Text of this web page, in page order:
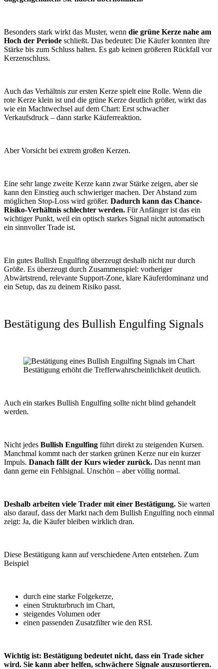
Besonders stark wirkt das Muster, wenn die grüne Kerze nahe am
Hoch der Periode schließt. Das bedeutet: Die Käufer konnten ihre
Stärke bis zum Schluss halten. Es gab keinen größeren Rückfall vor
Kerzenschluss.
Auch das Verhältnis zur ersten Kerze spielt eine Rolle. Wenn die
rote Kerze klein ist und die grüne Kerze deutlich größer, wirkt das
wie ein Machtwechsel auf dem Chart: Erst schwacher
Verkaufsdruck – dann starke Käuferreaktion.
Aber Vorsicht bei extrem großen Kerzen.
Eine sehr lange zweite Kerze kann zwar Stärke zeigen, aber sie
kann den Einstieg auch schwieriger machen. Der Abstand zum
möglichen Stop-Loss wird größer. Dadurch kann das Chance-
Risiko-Verhältnis schlechter werden. Für Anfänger ist das ein
wichtiger Punkt, weil ein optisch starkes Signal nicht automatisch
ein sinnvoller Trade ist.
Ein gutes Bullish Engulfing überzeugt deshalb nicht nur durch
Größe. Es überzeugt durch Zusammenspiel: vorheriger
Abwärtstrend, relevante Support-Zone, klare Käuferdominanz und
ein Setup, das zu deinem Risiko passt.
Bestätigung des Bullish Engulfing Signals
Bestätigung erhöht die Trefferwahrscheinlichkeit deutlich.
Auch ein starkes Bullish Engulfing sollte nicht blind gehandelt
werden.
Nicht jedes Bullish Engulfing führt direkt zu steigenden Kursen.
Manchmal kommt nach der starken grünen Kerze nur ein kurzer
Impuls. Danach fällt der Kurs wieder zurück. Das nennt man
dann gerne ein Fehlsignal. Unschön – aber völlig normal.
Deshalb arbeiten viele Trader mit einer Bestätigung. Sie warten
also darauf, dass der Markt nach dem Bullish Engulfing noch einmal
zeigt: Ja, die Käufer bleiben wirklich dran.
Diese Bestätigung kann auf verschiedene Arten entstehen. Zum
Beispiel
durch eine starke Folgekerze,
einen Strukturbruch im Chart,
steigendes Volumen oder
einen passenden Zusatzfilter wie den RSI.
Wichtig ist: Bestätigung bedeutet nicht, dass ein Trade sicher
wird. Sie kann aber helfen, schwächere Signale auszusortieren.